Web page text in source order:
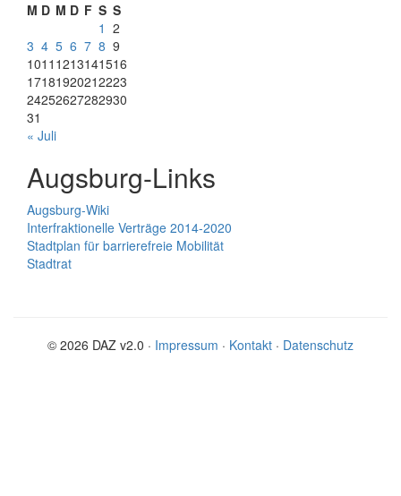
M D M D F S S
1 2
3 4 5 6 7 8 9
1011 1213141516
17181920212223
24252627282930
31
« Juli
Augsburg-Links
Augsburg-Wiki
Interfraktionelle Verträge 2014-2020
Stadtplan für barrierefreie Mobilität
Stadtrat
© 2026 DAZ v2.0 · Impressum · Kontakt · Datenschutz